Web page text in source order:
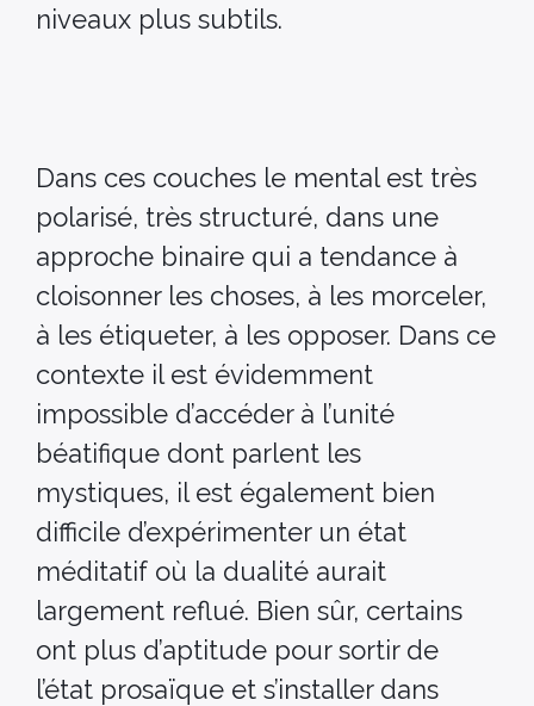
niveaux plus subtils.
Dans ces couches le mental est très
polarisé, très structuré, dans une
approche binaire qui a tendance à
cloisonner les choses, à les morceler,
à les étiqueter, à les opposer. Dans ce
contexte il est évidemment
impossible d’accéder à l’unité
béatifique dont parlent les
mystiques, il est également bien
difficile d’expérimenter un état
méditatif où la dualité aurait
largement reflué. Bien sûr, certains
ont plus d’aptitude pour sortir de
l’état prosaïque et s’installer dans